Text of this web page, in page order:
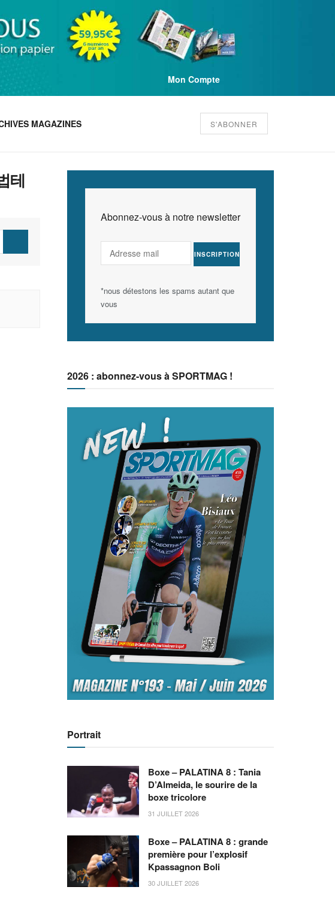
Mon Compte
MAGAZINES S'ABONNER
테
Abonnez-vous à notre newsletter
*nous détestons les spams autant que
vous
2026 : abonnez-vous à SPORTMAG !
Portrait
Boxe – PALATINA 8 : Tania
D’Almeida, le sourire de la
boxe tricolore
31 JUILLET 2026
Boxe – PALATINA 8 : grande
première pour l’explosif
Kpassagnon Boli
30 JUILLET 2026